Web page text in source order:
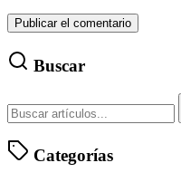
Buscar
Categorías